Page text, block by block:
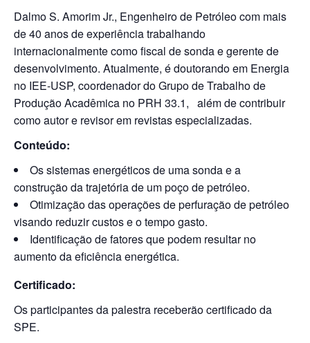
Dalmo S. Amorim Jr., Engenheiro de Petróleo com mais
de 40 anos de experiência trabalhando
internacionalmente como fiscal de sonda e gerente de
desenvolvimento. Atualmente, é doutorando em Energia
no IEE-USP, coordenador do Grupo de Trabalho de
Produção Acadêmica no PRH 33.1, além de contribuir
como autor e revisor em revistas especializadas.
Conteúdo:
Os sistemas energéticos de uma sonda e a
construção da trajetória de um poço de petróleo.
Otimização das operações de perfuração de petróleo
visando reduzir custos e o tempo gasto.
Identificação de fatores que podem resultar no
aumento da eficiência energética.
Certificado:
Os participantes da palestra receberão certificado da
SPE.